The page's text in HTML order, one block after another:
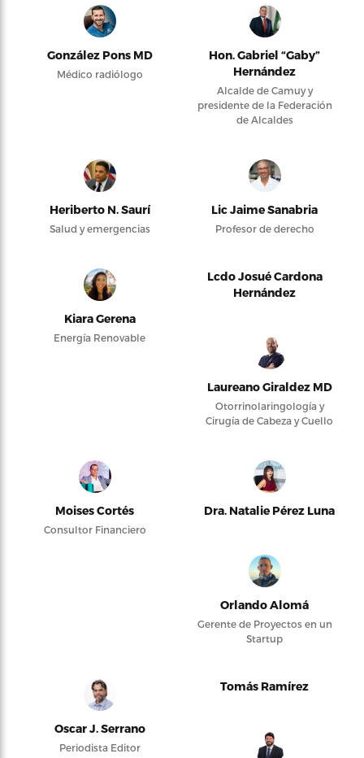
González Pons MD
Médico radiólogo
Hon. Gabriel “Gaby”
Hernández
Alcalde de Camuy y
presidente de la Federación
de Alcaldes
Heriberto N. Saurí
Salud y emergencias
Lic Jaime Sanabria
Profesor de derecho
Kiara Gerena
Energía Renovable
Lcdo Josué Cardona
Hernández
Laureano Giraldez MD
Otorrinolaringología y
Cirugía de Cabeza y Cuello
Moises Cortés
Consultor Financiero
Dra. Natalie Pérez Luna
Orlando Alomá
Gerente de Proyectos en un
Startup
Oscar J. Serrano
Periodista Editor
Tomás Ramírez